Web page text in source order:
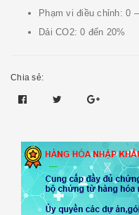
Phạm vi điều chỉnh: 0
Dải CO2: 0 đến 20%
Chia sẻ: